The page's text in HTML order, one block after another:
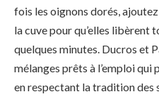
fois les oignons dorés,
la cuve pour qu’elles libèrent
quelques minutes. Ducros et
mélanges prêts à l’emploi
en respectant la tradition des